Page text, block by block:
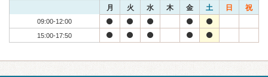
月 火 水 木 金 土 日 祝
09:00-12:00
15:00-17:50